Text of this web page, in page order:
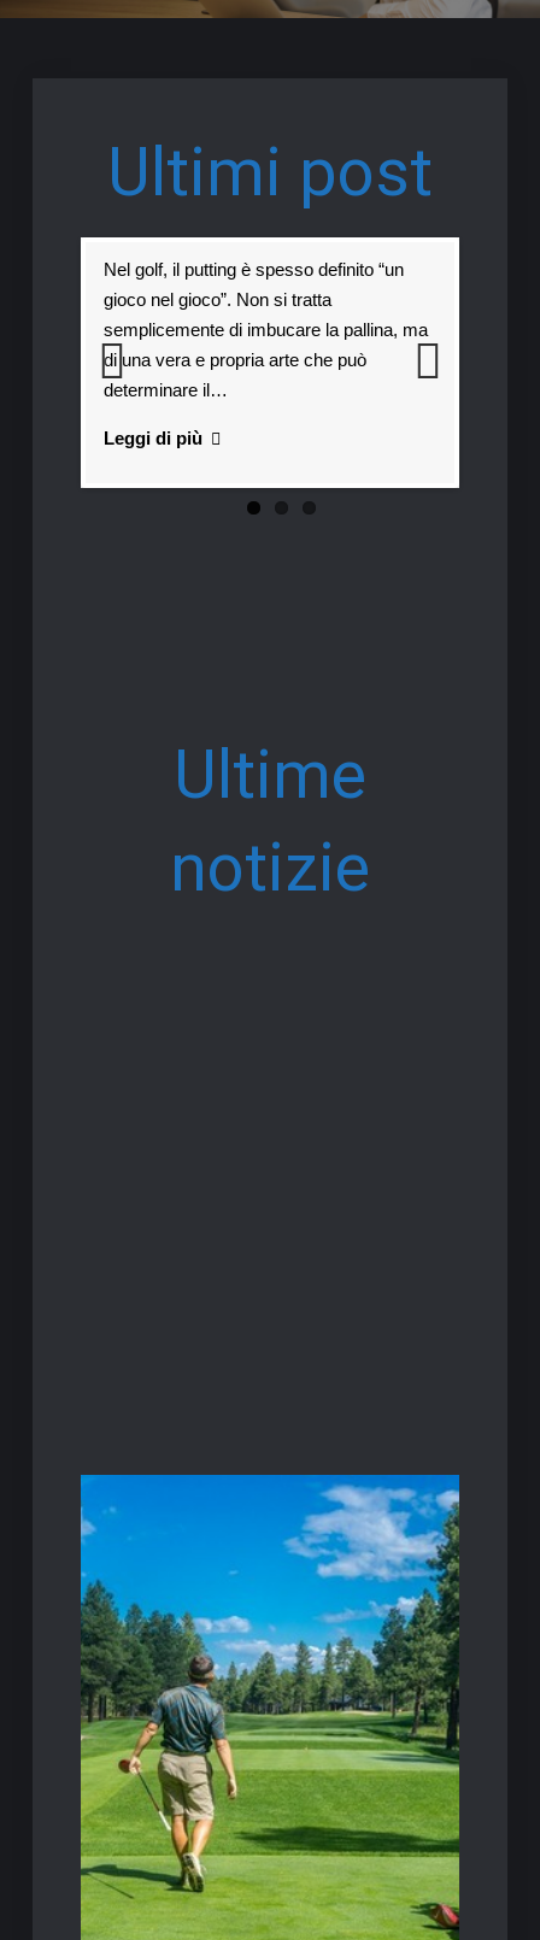
Ultimi post
Nel golf, il putting è spesso definito “un
gioco nel gioco”. Non si tratta
semplicemente di imbucare la pallina, ma
di una vera e propria arte che può
determinare il…
Previous
Ultime
notizie
Vestirsi da golfista
Immaginate la scena: avete ricevuto il primo
invito per andare a giocare su un vero campo
da golf. In piedi davanti allo specchio di casa
vostra, magari su uno dei…